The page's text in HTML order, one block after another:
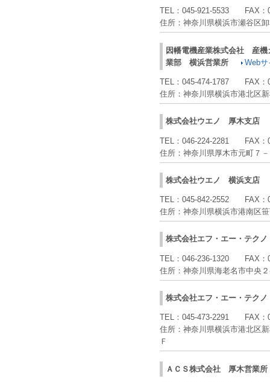
TEL： 045-921-5533 FAX：
住所： 神奈川県横浜市瀬谷区
因幡電機産業株式会社
産
業部 横浜営業所
Webサ
TEL： 045-474-1787 FAX：
住所： 神奈川県横浜市港北区
株式会社ウエノ 厚木支店
TEL： 046-224-2281 FAX：
住所： 神奈川県厚木市元町７
株式会社ウエノ 横浜支店
TEL： 045-842-2552 FAX：
住所： 神奈川県横浜市港南区
株式会社エフ・エー・テクノ
TEL： 046-236-1320 FAX：
住所： 神奈川県海老名市中央
株式会社エフ・エー・テクノ
TEL： 045-473-2291 FAX：
住所： 神奈川県横浜市港北区
Ｆ
ＡＣＳ株式会社 厚木営業所